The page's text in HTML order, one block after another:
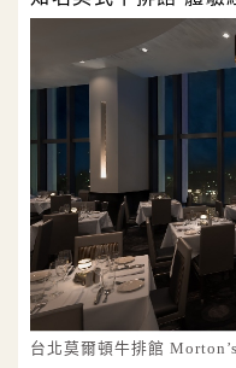
台北莫爾頓牛排館